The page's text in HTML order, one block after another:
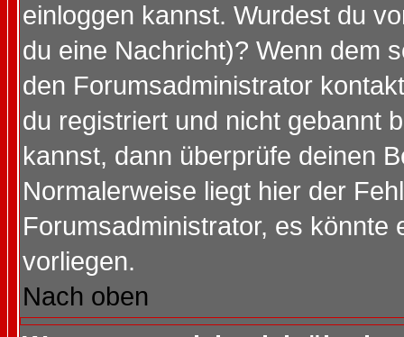
einloggen kannst. Wurdest du
du eine Nachricht)? Wenn dem
den Forumsadministrator
du registriert und nicht gebannt
kannst, dann überprüfe deinen
Normalerweise liegt hier der
Forumsadministrator, es könnte
vorliegen.
Nach oben